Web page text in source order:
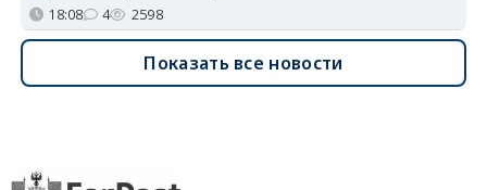
18:08 4 2598
Показать все новости